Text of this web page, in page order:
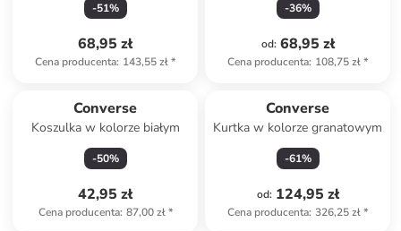
-51%
68,95 zł
Cena producenta: 143,55 zł*
-36%
od: 68,95 zł
Cena producenta: 108,75 zł*
Converse
Koszulka w kolorze białym
-50%
42,95 zł
Cena producenta: 87,00 zł*
Converse
Kurtka w kolorze granatowym
-61%
od: 124,95 zł
Cena producenta: 326,25 zł*